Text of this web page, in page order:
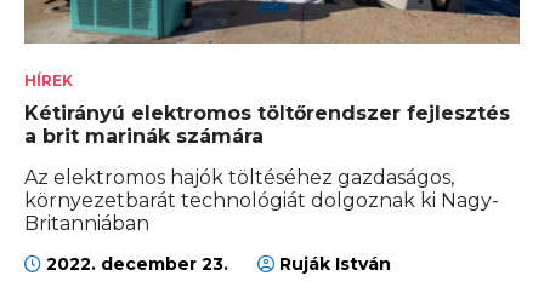
HÍREK
Kétirányú elektromos töltőrendszer fejlesztés
a brit marinák számára
Az elektromos hajók töltéséhez gazdaságos,
környezetbarát technológiát dolgoznak ki Nagy-
Britanniában
2022. december 23. Ruják István